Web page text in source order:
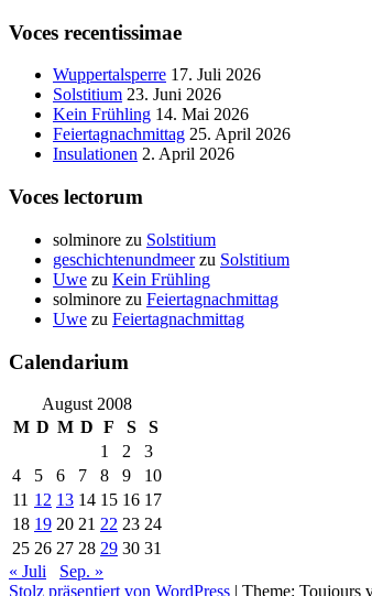
Voces recentissimae
Wuppertalsperre 17. Juli 2026
Solstitium 23. Juni 2026
Kein Frühling 14. Mai 2026
Feiertagnachmittag 25. April 2026
Insulationen 2. April 2026
Voces lectorum
solminore zu Solstitium
geschichtenundmeerzu Solstitium
Uwe zu Kein Frühling
solminore zu Feiertagnachmittag
Uwe zu Feiertagnachmittag
Calendarium
August 2008
M D M D F S
S
1
2
3
4
5 6 7 8 9
10
11 12 13 14 15 16 17
18 19 20 21 22 23 24
25 26 27 28 29 30 31
« Juli
Sep. »
Stolz präsentiert von WordPress | Theme: Toujours